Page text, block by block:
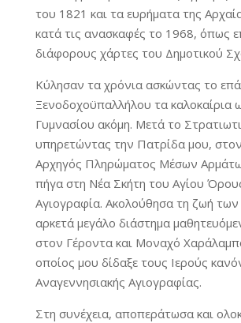
του 1821 και τα ευρήματα της
κατά τις ανασκαφές το 1968, όπως
διάφορους χάρτες του Δημοτικού
Κύλησαν τα χρόνια ασκώντας το
Ξενοδοχοϋπαλλήλου τα καλοκαίρια
Γυμνασίου ακόμη. Μετά το
υπηρετώντας την Πατρίδα μου,
Αρχηγός Πληρώματος Μέσων
πήγα στη Νέα Σκήτη του Αγίου
Αγιογραφία. Ακολούθησα τη ζωή
αρκετά μεγάλο διάστημα
στον Γέροντα και Μοναχό
οποίος μου δίδαξε τους Ιερούς
Αναγεννησιακής Αγιογραφίας.
Στη συνέχεια, αποπεράτωσα και